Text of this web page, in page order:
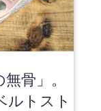
骨」。
ルトスト